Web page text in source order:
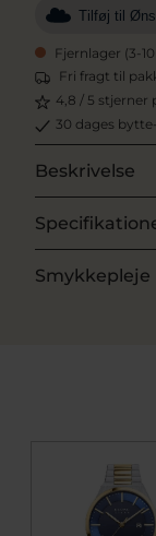
Tilføj til
Fjernlager (3-
Fri fragt til
4,8 / 5 stjerner
30 dages
Beskrivelse
Smykkepleje